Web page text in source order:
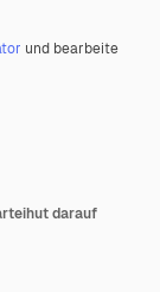
und bearbeite
darauf